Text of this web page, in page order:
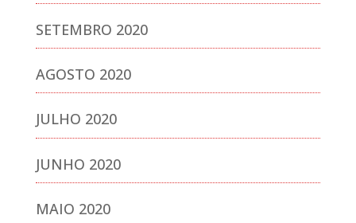
SETEMBRO 2020
AGOSTO 2020
JULHO 2020
JUNHO 2020
MAIO 2020